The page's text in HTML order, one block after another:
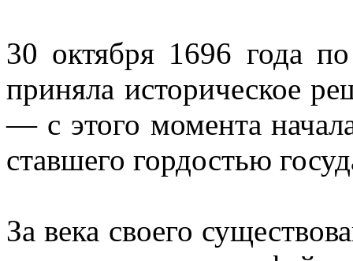
30 октября 1696 года
приняла историческое
— с этого момента
ставшего гордостью
За века своего